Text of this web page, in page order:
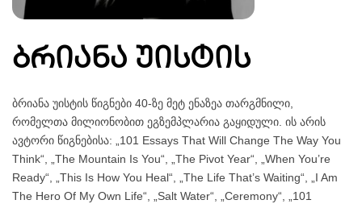
ბრიანა უისტის
ბრიანა უისტის წიგნები 40-ზე მეტ ენაზეა თარგმნილი,
რომელთა მილიონობით ეგზემპლარია გაყიდული. ის არის
ავტორი წიგნებისა: „101 Essays That Will Change The Way You
Think“, „The Mountain Is You“, „The Pivot Year“, „When You’re
Ready“, „This Is How You Heal“, „The Life That’s Waiting“, „I Am
The Hero Of My Own Life“, „Salt Water“, „Ceremony“, „101